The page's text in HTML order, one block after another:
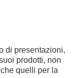
di presentazioni,
prodotti, non
quelli per la